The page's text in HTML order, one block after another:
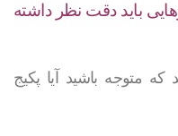
باید دقت نظر داشته
که متوجه باشید آیا پکیج